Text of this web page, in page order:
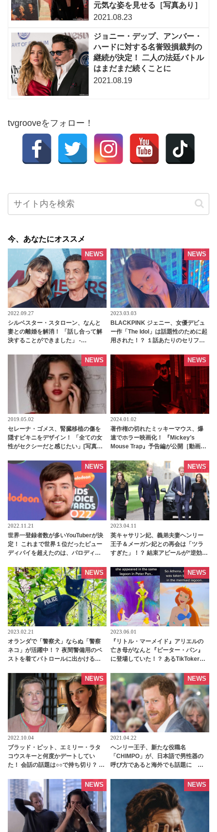
元気な姿を見せる［写真あり］
2021.08.23
ジョニー・デップ、アンバー・
ハードに対する名誉毀損裁判の
継続が決定！ 二人の法廷バトル
はまだまだ続くことに
2021.08.19
tvgrooveをフォロー！
今、あなたにオススメ
2022.09.27
シルベスター・スタローン、なんと
妻との離婚を解消！ 「話し合って解
決することができました」 -
NEWS
2023.03.03
BLACKPINK ジェニー、女優デビュ
ー作「The Idol」は話題性のために起
用された！？ １話あたりのセリフは
内容にファンが激怒 - tvgroove
NEWS
2019.05.02
セレーナ・ゴメス、腎臓移植の傷を
隠すビキニをデザイン！ 「全ての女
性がセクシーだと感じたい」[写真あ
NEWS
2024.01.02
著作権の切れたミッキーマウス、爆
速でホラー映画化！ 『Mickey’s
Mouse Trap』予告編が公開［動画あ
NEWS
2022.11.21
世界一登録者数が多いYouTuberが決
定！ これまで世界１位だったピュー
ディパイを超えたのは、パロディ動
NEWS
2023.04.11
英キャサリン妃、義弟夫妻ヘンリー
王子＆メーガン妃との再会は「ツラ
すぎた」！？ 結束アピールが“逆効
NEWS
2023.02.21
オランダで「警察犬」ならぬ「警察
ネコ」が活躍中！？ 夜間警備用のベ
ストを着てパトロールに出かける姿
万回以上の再生数を記録［動画あ
り］ - tvgroove
NEWS
2023.06.01
『リトル・マーメイド』アリエルの
亡き母がなんと『ピーター・パン』
に登場していた！？ あるTikTokerの
tvgroove
NEWS
2022.10.04
ブラッド・ピット、エミリー・ラタ
コウスキーと何度かデートしてい
た！ 会話の話題は○○で持ち切り？ -
NEWS
2021.04.22
ヘンリー王子、新たな役職名
「CHIMPO」が、日本語で男性器の
呼び方であると海外でも話題に ネ
NEWS
NEWS NEWS